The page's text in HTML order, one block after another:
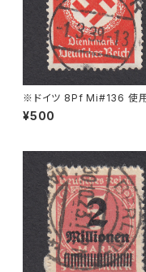
※ドイツ 8Pf Mi#136 使
み切手｜SPEYER 1.3.1939
¥500